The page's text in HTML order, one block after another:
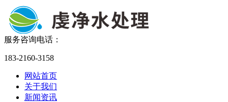
服务咨询电话：
183-2160-3158
网站首页
关于我们
新闻资讯